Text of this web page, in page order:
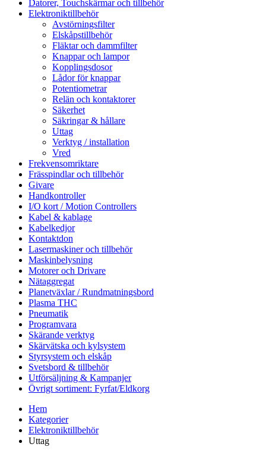
Datorer, Touchskärmar och tillbehör
Elektroniktillbehör
Avstörningsfilter
Elskåpstillbehör
Fläktar och dammfilter
Knappar och lampor
Kopplingsdosor
Lådor för knappar
Potentiometrar
Relän och kontaktorer
Säkerhet
Säkringar & hållare
Uttag
Verktyg / installation
Vred
Frekvensomriktare
Frässpindlar och tillbehör
Givare
Handkontroller
I/O kort / Motion Controllers
Kabel & kablage
Kabelkedjor
Kontaktdon
Lasermaskiner och tillbehör
Maskinbelysning
Motorer och Drivare
Nätaggregat
Planetväxlar / Rundmatningsbord
Plasma THC
Pneumatik
Programvara
Skärande verktyg
Skärvätska och kylsystem
Styrsystem och elskåp
Svetsbord & tillbehör
Utförsäljning & Kampanjer
Övrigt sortiment: Fyrfat/Eldkorg
Hem
Kategorier
Elektroniktillbehör
Uttag